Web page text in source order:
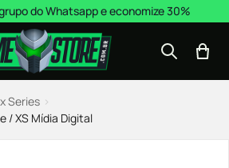
do Whatsapp e economize 30%
Series ›
/ XS Mídia Digital